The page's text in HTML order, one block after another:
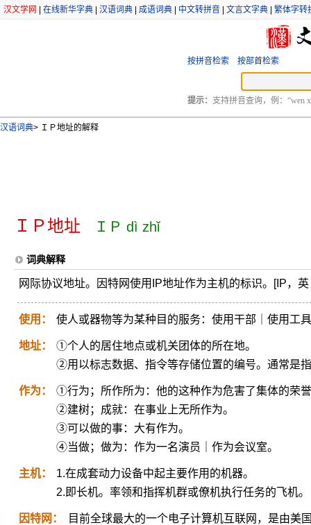
汉文学网 在线新华字典 汉语词典 成语词典 中文转拼音 文言文字典 繁体字转
按拼音检索 按部首检索
提示： 支持拼音查询，例：“wen
汉语词典> ＩＰ地址的解释
ＩＰ地址 ＩＰ dì zhǐ
词典解释
网际协议地址。因特网使用IP地址作为主机的标识。[IP，
使用： 使人或器物等为某种目的服务：使用干部｜使用工
地址：
①个人的居住地点或机关团体的所在地。
②用以标志数据、指令等存储位置的编号。通常是
作为：
①行为；所作所为：他的这种作为危害了集体的荣
②建树；成就：在事业上无所作为。
③可以做的事：大有作为。
④当做；做为：作为一名演员｜作为会议室。
主机：
1.在成套动力设备中起主要作用的机器。
2.即长机。率领和指挥机群或僚机执行任务的飞机。
因特网： 目前全球最大的一个电子计算机互联网，是由美